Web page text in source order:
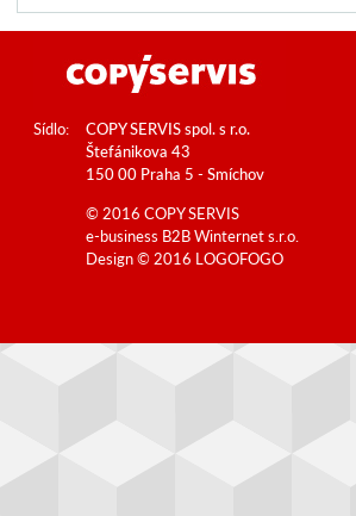
Sídlo:
COPY SERVIS spol. s r.o.
Štefánikova 43
150 00 Praha 5 - Smíchov
© 2016 COPY SERVIS
e-business B2BWinternet s.r.o.
Design © 2016 LOGOFOGO